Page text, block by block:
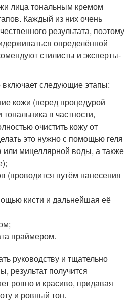
лица тональным кремом
Каждый из них очень
результата, поэтому
определённой
стилисты и эксперты-
следующие этапы:
кожи (перед процедурой
в частности,
очистить кожу от
это нужно с помощью геля
или мицеллярной воды, а также
(проводится путём нанесения
кисти и дальнейшая её
праймером.
руководству и тщательно
результат получится
ровно и красиво, придавая
и ровный тон.